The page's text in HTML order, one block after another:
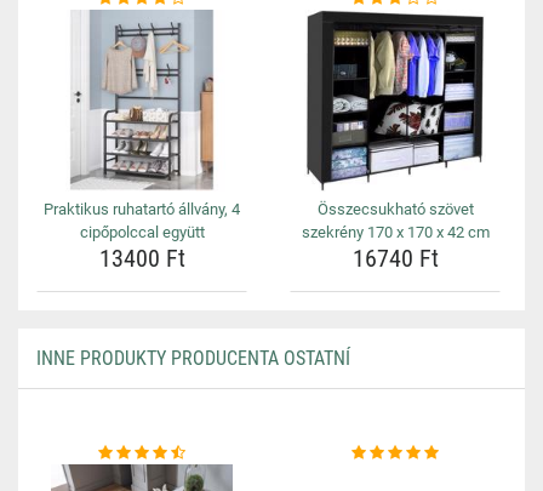
Praktikus ruhatartó állvány, 4
cipőpolccal együtt
13400 Ft
Összecsukható szövet
szekrény 170 x 170 x 42 cm
16740 Ft
INNE PRODUKTY PRODUCENTA OSTATNÍ